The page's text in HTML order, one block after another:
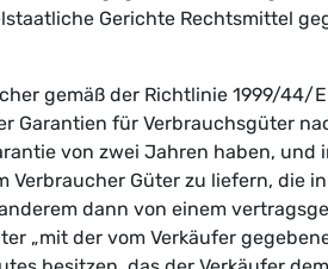
Gerichte Rechtsmittel
gemäß der Richtlinie 1999/44/
Garantien für Verbrauchsgüter
von zwei Jahren haben, und
Verbraucher Güter zu liefern, die
dann von einem
„mit der vom Verkäufer